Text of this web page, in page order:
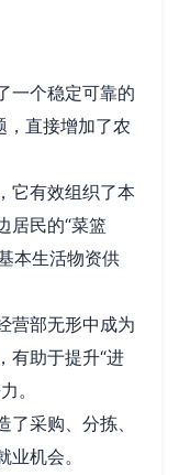
一个稳定可靠的
，直接增加了农
它有效组织了本
居民的“菜篮
本生活物资供
营部无形中成为
有助于提升“进
。
了采购、分拣、
机会。